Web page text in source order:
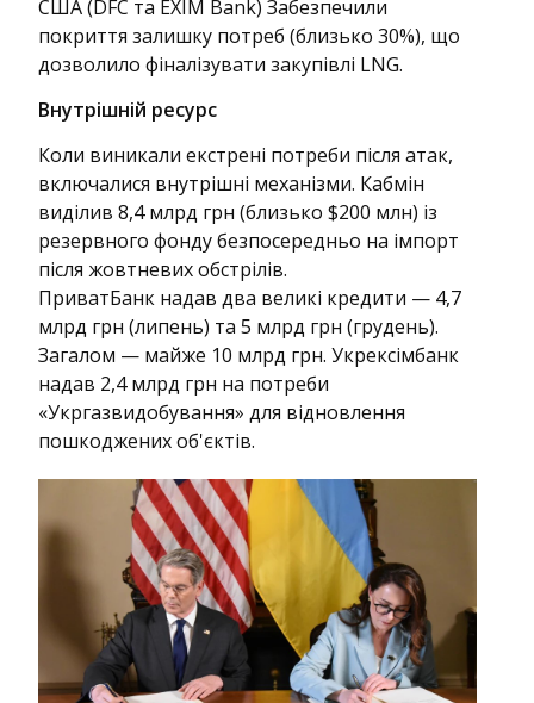
США (DFC та EXIM Bank) Забезпечили
покриття залишку потреб (близько 30%), що
дозволило фіналізувати закупівлі LNG.
Внутрішній ресурс
Коли виникали екстрені потреби після атак,
включалися внутрішні механізми. Кабмін
виділив 8,4 млрд грн (близько $200 млн) із
резервного фонду безпосередньо на імпорт
після жовтневих обстрілів.
ПриватБанк надав два великі кредити — 4,7
млрд грн (липень) та 5 млрд грн (грудень).
Загалом — майже 10 млрд грн. Укрексімбанк
надав 2,4 млрд грн на потреби
«Укргазвидобування» для відновлення
пошкоджених об'єктів.